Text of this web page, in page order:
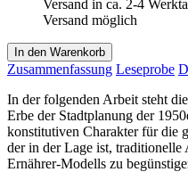
Versand in ca. 2-4
Versand möglich
In den Warenkorb
Zusammenfassung Leseprobe
In der folgenden Arbeit steht
Erbe der Stadtplanung der
konstitutiven Charakter für die
der in der Lage ist,
Ernährer-Modells zu